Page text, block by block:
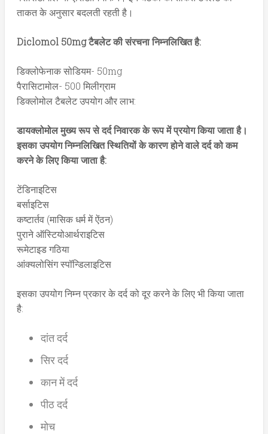
ताकत के अनुसार बदलती रहती है।
Diclomol 50mg टैबलेट की संरचना निम्नलिखित है:
डिक्लोफेनाक सोडियम- 50mg
पैरासिटामोल- 500 मिलीग्राम
डिक्लोमोल टैबलेट उपयोग और लाभ:
डायक्लोमोल मुख्य रूप से दर्द निवारक के रूप में प्रयोग किया जाता है।
इसका उपयोग निम्नलिखित स्थितियों के कारण होने वाले दर्द को कम
करने के लिए किया जाता है:
टेंडिनाइटिस
बर्साइटिस
कष्टार्तव (मासिक धर्म में ऐंठन)
पुराने ऑस्टियोआर्थराइटिस
रूमेटाइड गठिया
आंक्यलोसिंग स्पॉन्डिलाइटिस
इसका उपयोग निम्न प्रकार के दर्द को दूर करने के लिए भी किया जाता
है:
दांत दर्द
सिर दर्द
कान में दर्द
पीठ दर्द
मोच